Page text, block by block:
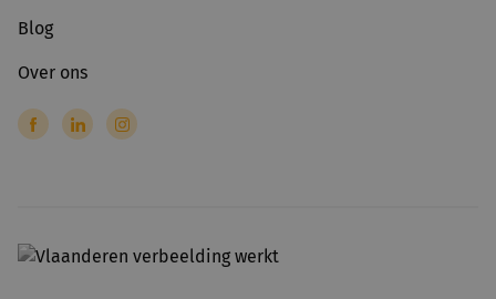
Blog
Over ons